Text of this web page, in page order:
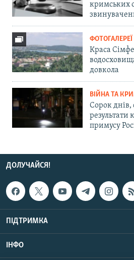
кримських
ФОТОГАЛЕРЕЇ
Краса
довкола
ВІЙНА ТА
Сорок днів,
результати
примусу
ДОЛУЧАЙСЯ!
ПІДТРИМКА
ІНФО